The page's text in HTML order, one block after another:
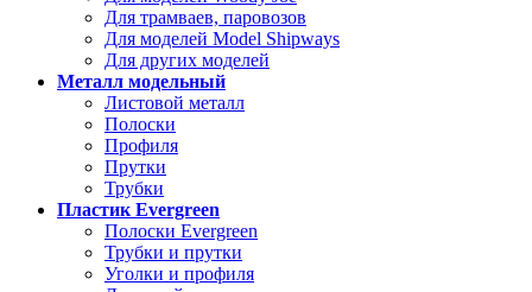
Для трамваев, паровозов
Для моделей Model Shipways
Для других моделей
Металл модельный
Листовой металл
Полоски
Профиля
Прутки
Трубки
Пластик Evergreen
Полоски Evergreen
Трубки и прутки
Уголки и профиля